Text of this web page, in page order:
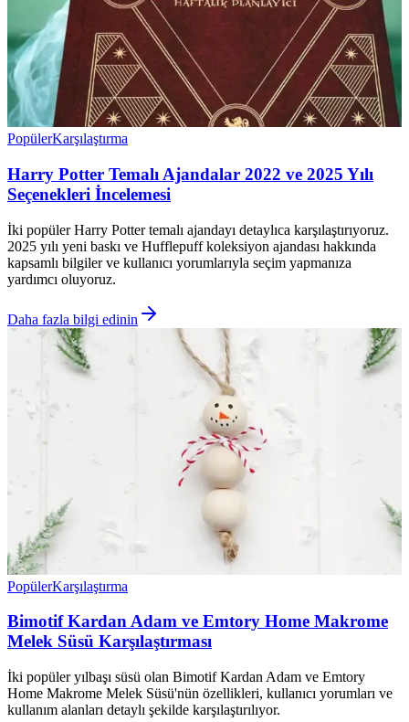
PopülerKarşılaştırma
Harry Potter Temalı Ajandalar 2022 ve 2025 Yılı
Seçenekleri İncelemesi
İki popüler Harry Potter temalı ajandayı detaylıca karşılaştırıyoruz.
2025 yılı yeni baskı ve Hufflepuff koleksiyon ajandası hakkında
kapsamlı bilgiler ve kullanıcı yorumlarıyla seçim yapmanıza
yardımcı oluyoruz.
Daha fazla bilgi edinin
PopülerKarşılaştırma
Bimotif Kardan Adam ve Emtory Home Makrome
Melek Süsü Karşılaştırması
İki popüler yılbaşı süsü olan Bimotif Kardan Adam ve Emtory
Home Makrome Melek Süsü'nün özellikleri, kullanıcı yorumları ve
kullanım alanları detaylı şekilde karşılaştırılıyor.